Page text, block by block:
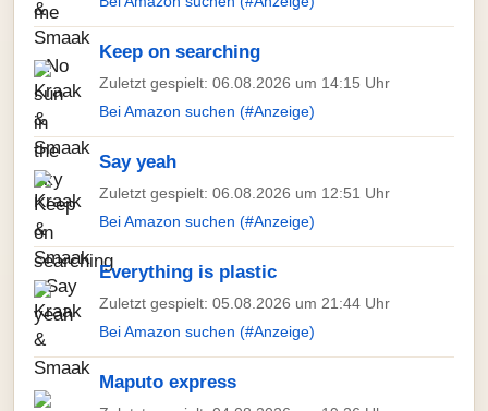
Keep on searching
Zuletzt gespielt: 06.08.2026 um 14:15 Uhr
Bei Amazon suchen (#Anzeige)
Say yeah
Zuletzt gespielt: 06.08.2026 um 12:51 Uhr
Bei Amazon suchen (#Anzeige)
Everything is plastic
Zuletzt gespielt: 05.08.2026 um 21:44 Uhr
Bei Amazon suchen (#Anzeige)
Maputo express